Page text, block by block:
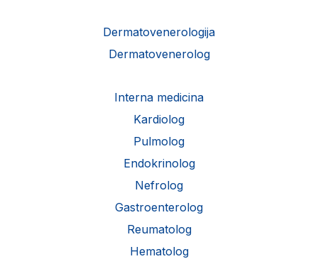
Dermatovenerologija
Dermatovenerolog
Interna medicina
Kardiolog
Pulmolog
Endokrinolog
Nefrolog
Gastroenterolog
Reumatolog
Hematolog